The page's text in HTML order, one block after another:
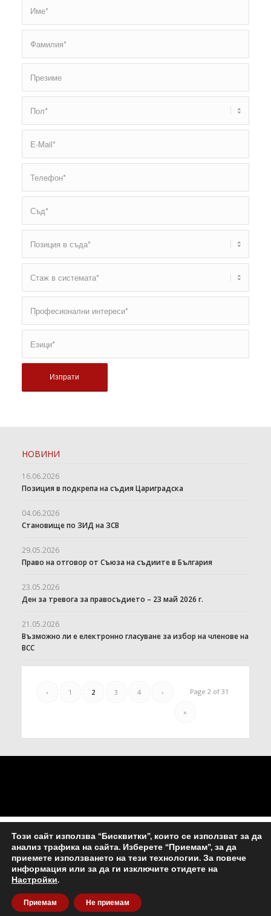
НОВИНИ
16.06.2026
Позиция в подкрепа на съдия Цариградска
04.06.2026
Становище по ЗИД на ЗСВ
29.05.2026
Право на отговор от Съюза на съдиите в България
23.05.2026
Ден за тревога за правосъдието – 23 май 2026 г.
21.05.2026
Възможно ли е електронно гласуване за избор на членове на
ВСС
Page 2 of 31
‹ 1 2 3 4 ›
»
© Copyright - Съюз на съдиите в България -
by Kriesi
Този сайт използва “Бисквитки”, които се използват за да
анализ трафика на сайта. Изберете “Приемам”, за да
приемете използването на тези технологии. За повече
информация или за да ги изключите отидете на
Настройки.
Приемам Не приемам